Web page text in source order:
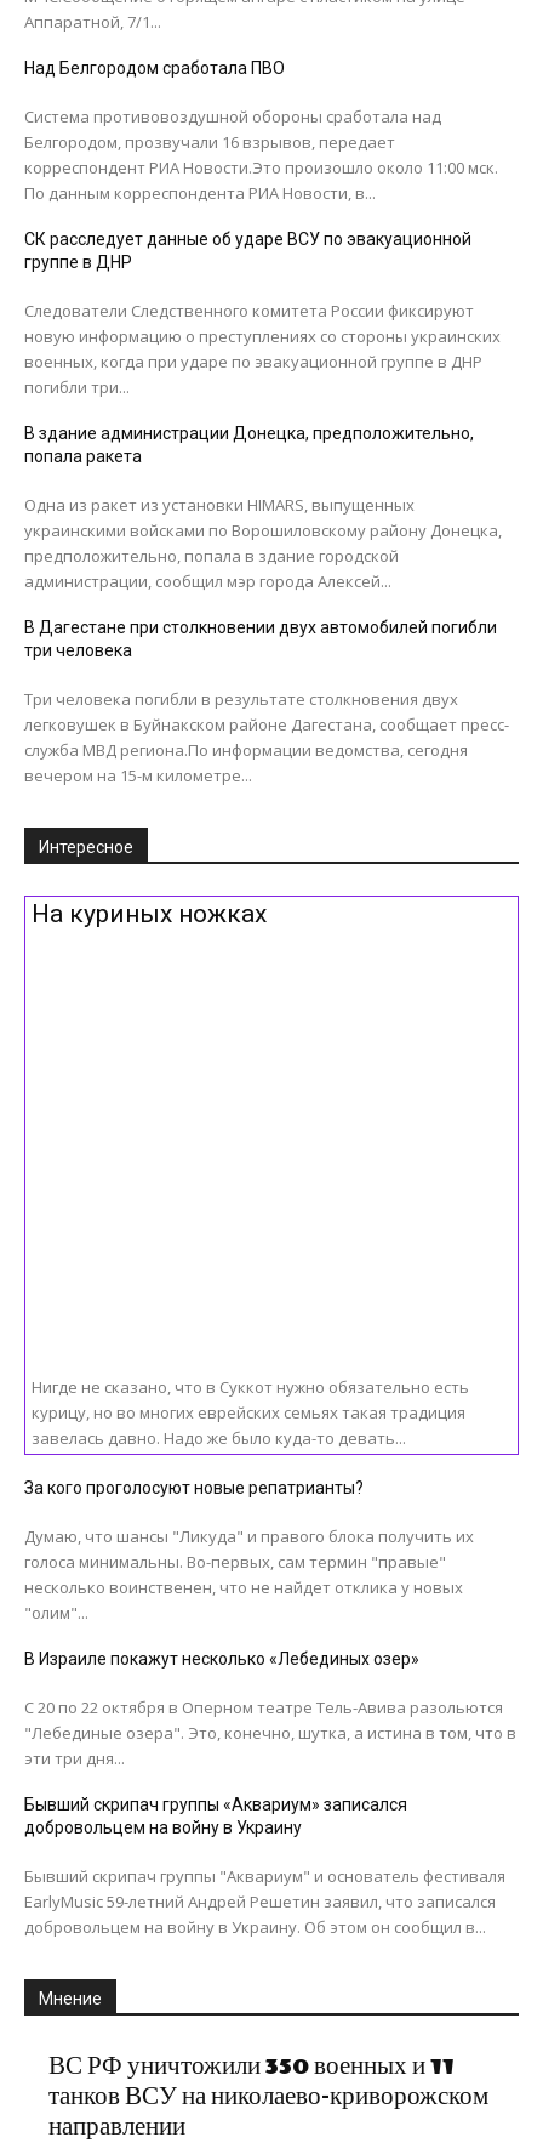
Аппаратной, 7/1...
Над Белгородом сработала ПВО
Система противовоздушной обороны сработала над
Белгородом, прозвучали 16 взрывов, передает
корреспондент РИА Новости.Это произошло около 11:00 мск.
По данным корреспондента РИА Новости, в...
СК расследует данные об ударе ВСУ по эвакуационной
группе в ДНР
Следователи Следственного комитета России фиксируют
новую информацию о преступлениях со стороны украинских
военных, когда при ударе по эвакуационной группе в ДНР
погибли три...
В здание администрации Донецка, предположительно,
попала ракета
Одна из ракет из установки HIMARS, выпущенных
украинскими войсками по Ворошиловскому району Донецка,
предположительно, попала в здание городской
администрации, сообщил мэр города Алексей...
В Дагестане при столкновении двух автомобилей погибли
три человека
Три человека погибли в результате столкновения двух
легковушек в Буйнакском районе Дагестана, сообщает пресс-
служба МВД региона.По информации ведомства, сегодня
вечером на 15-м километре...
Интересное
На куриных ножках
Нигде не сказано, что в Суккот нужно обязательно есть
курицу, но во многих еврейских семьях такая традиция
завелась давно. Надо же было куда-то девать...
За кого проголосуют новые репатрианты?
Думаю, что шансы "Ликуда" и правого блока получить их
голоса минимальны. Во-первых, сам термин "правые"
несколько воинственен, что не найдет отклика у новых
"олим"...
В Израиле покажут несколько «Лебединых озер»
С 20 по 22 октября в Оперном театре Тель-Авива разольются
"Лебединые озера". Это, конечно, шутка, а истина в том, что в
эти три дня...
Бывший скрипач группы «Аквариум» записался
добровольцем на войну в Украину
Бывший скрипач группы "Аквариум" и основатель фестиваля
EarlyMusic 59-летний Андрей Решетин заявил, что записался
добровольцем на войну в Украину. Об этом он сообщил в...
Мнение
ВС РФ уничтожили 350 военных и 11
танков ВСУ на николаево-криворожском
направлении